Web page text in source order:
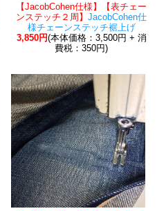
【JacobCohen仕様】【表チェー
ンステッチ２周】JacobCohen仕
様チェーンステッチ裾上げ
3,850円(本体価格：3,500円 + 消
費税：350円)